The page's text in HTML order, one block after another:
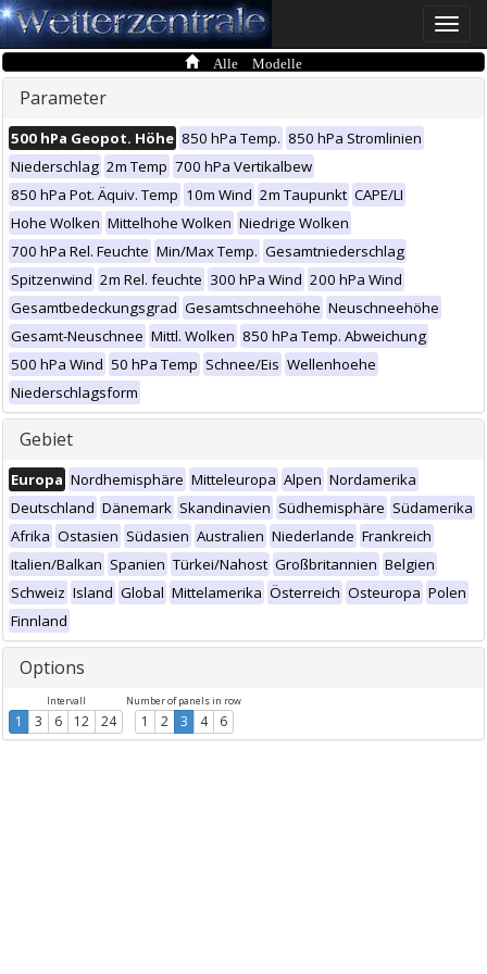
Toggle
Alle Modelle
Parameter
500 hPa Geopot. Höhe 850 hPa Temp. 850 hPa Stromlinien
Niederschlag 2m Temp 700 hPa Vertikalbew
850 hPa Pot. Äquiv. Temp 10m Wind 2m Taupunkt CAPE/LI
Hohe Wolken Mittelhohe Wolken Niedrige Wolken
700 hPa Rel. Feuchte Min/Max Temp. Gesamtniederschlag
Spitzenwind 2m Rel. feuchte 300 hPa Wind 200 hPa Wind
Gesamtbedeckungsgrad Gesamtschneehöhe Neuschneehöhe
Gesamt-Neuschnee Mittl. Wolken 850 hPa Temp. Abweichung
500 hPa Wind 50 hPa Temp Schnee/Eis Wellenhoehe
Niederschlagsform
Gebiet
Europa Nordhemisphäre Mitteleuropa Alpen Nordamerika
Deutschland Dänemark Skandinavien Südhemisphäre Südamerika
Afrika Ostasien Südasien Australien Niederlande Frankreich
Italien/Balkan Spanien Türkei/Nahost Großbritannien Belgien
Schweiz Island Global Mittelamerika Österreich Osteuropa Polen
Finnland
Options
Intervall
1 3 6 12 24
Number of panels in row
1 2 3 4 6